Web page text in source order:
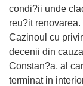
condi?ii unde
reu?it
Cazinoul cu
decenii din
Constan?a, al
terminat in